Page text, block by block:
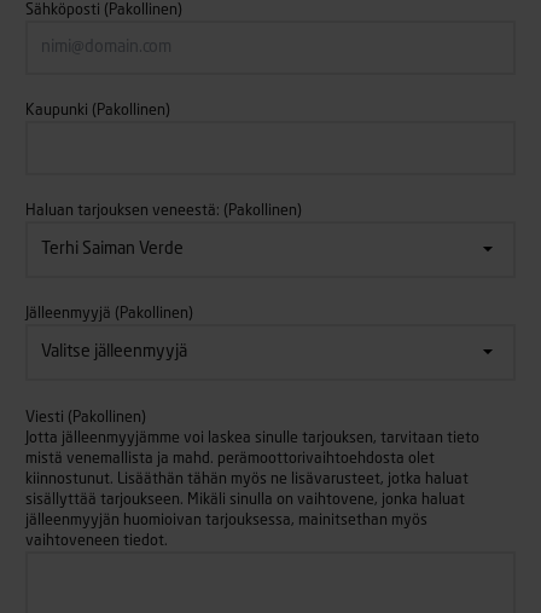
Sähköposti (Pakollinen)
Kaupunki (Pakollinen)
Haluan tarjouksen veneestä: (Pakollinen)
Jälleenmyyjä (Pakollinen)
Viesti (Pakollinen)
Jotta jälleenmyyjämme voi laskea sinulle tarjouksen, tarvitaan tieto
mistä venemallista ja mahd. perämoottorivaihtoehdosta olet
kiinnostunut. Lisääthän tähän myös ne lisävarusteet, jotka haluat
sisällyttää tarjoukseen. Mikäli sinulla on vaihtovene, jonka haluat
jälleenmyyjän huomioivan tarjouksessa, mainitsethan myös
vaihtoveneen tiedot.